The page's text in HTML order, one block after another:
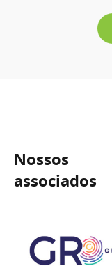
Nossos
associados